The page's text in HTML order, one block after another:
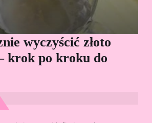
wyczyścić złoto
krok po kroku do